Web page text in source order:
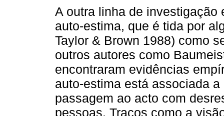
A outra linha de
auto-estima, que é tida por
Taylor & Brown 1988) como
outros autores como
encontraram evidências
auto-estima está associada
passagem ao acto com
pessoas. Traços como a